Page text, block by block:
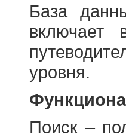
База
включает
уровня.
Поиск –